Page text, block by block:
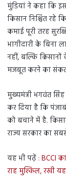
मुंडियां ने कहा कि
किसान निश्चिंत रहे
कमाई पूरी तरह
भागीदारी के बिना
नहीं, बल्कि किसानों
मजबूत करने का
मुख्यमंत्री भगवंत
कर दिया है कि
को बचाने में है.
राज्य सरकार का
यह भी पढ़ें : BCCI
राह मुश्किल, रखी